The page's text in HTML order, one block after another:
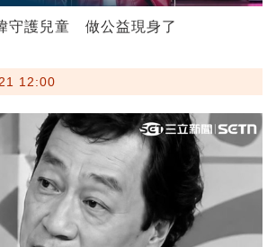
守護兒童 做公益現身了
12:00